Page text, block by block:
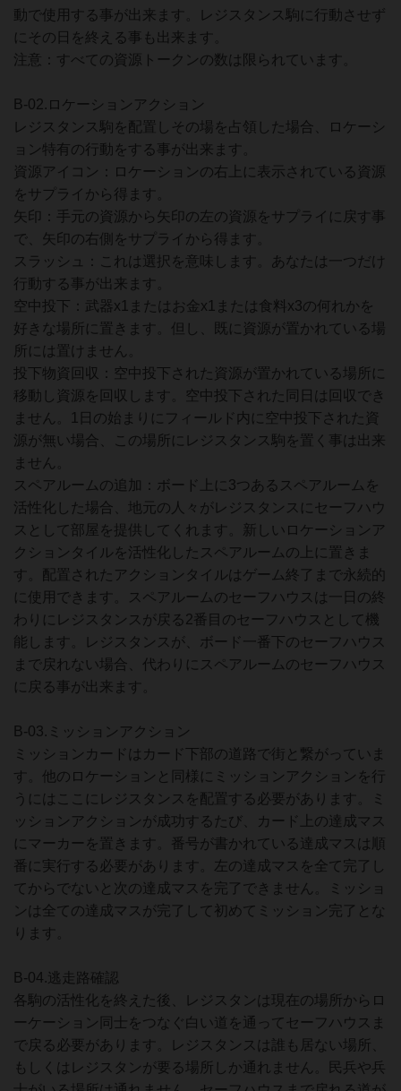
動で使用する事が出来ます。レジスタンス駒に行動させず
にその日を終える事も出来ます。
注意：すべての資源トークンの数は限られています。
B-02.ロケーションアクション
レジスタンス駒を配置しその場を占領した場合、ロケーシ
ョン特有の行動をする事が出来ます。
資源アイコン：ロケーションの右上に表示されている資源
をサプライから得ます。
矢印：手元の資源から矢印の左の資源をサプライに戻す事
で、矢印の右側をサプライから得ます。
スラッシュ：これは選択を意味します。あなたは一つだけ
行動する事が出来ます。
空中投下：武器x1またはお金x1または食料x3の何れかを
好きな場所に置きます。但し、既に資源が置かれている場
所には置けません。
投下物資回収：空中投下された資源が置かれている場所に
移動し資源を回収します。空中投下された同日は回収でき
ません。1日の始まりにフィールド内に空中投下された資
源が無い場合、この場所にレジスタンス駒を置く事は出来
ません。
スペアルームの追加：ボード上に3つあるスペアルームを
活性化した場合、地元の人々がレジスタンスにセーフハウ
スとして部屋を提供してくれます。新しいロケーションア
クションタイルを活性化したスペアルームの上に置きま
す。配置されたアクションタイルはゲーム終了まで永続的
に使用できます。スペアルームのセーフハウスは一日の終
わりにレジスタンスが戻る2番目のセーフハウスとして機
能します。レジスタンスが、ボード一番下のセーフハウス
まで戻れない場合、代わりにスペアルームのセーフハウス
に戻る事が出来ます。
B-03.ミッションアクション
ミッションカードはカード下部の道路で街と繋がっていま
す。他のロケーションと同様にミッションアクションを行
うにはここにレジスタンスを配置する必要があります。ミ
ッションアクションが成功するたび、カード上の達成マス
にマーカーを置きます。番号が書かれている達成マスは順
番に実行する必要があります。左の達成マスを全て完了し
てからでないと次の達成マスを完了できません。ミッショ
ンは全ての達成マスが完了して初めてミッション完了とな
ります。
B-04.逃走路確認
各駒の活性化を終えた後、レジスタンは現在の場所からロ
ーケーション同士をつなぐ白い道を通ってセーフハウスま
で戻る必要があります。レジスタンスは誰も居ない場所、
もしくはレジスタンが要る場所しか通れません。民兵や兵